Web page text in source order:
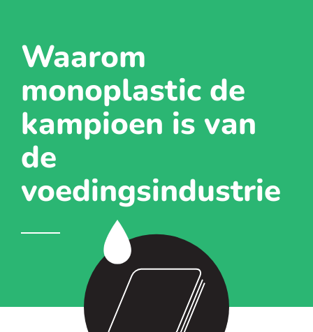
Waarom
monoplastic de
kampioen is van
de
voedingsindustrie